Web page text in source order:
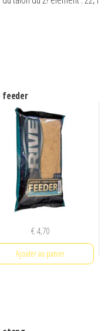
feeder
€4,70
Ajouter au panier